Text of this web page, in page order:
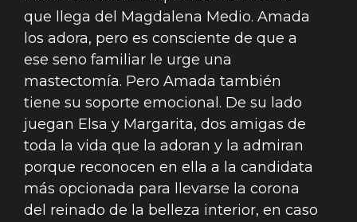
que llega del Magdalena Medio. Amada
los adora, pero es consciente de que a
ese seno familiar le urge una
mastectomía. Pero Amada también
tiene su soporte emocional. De su lado
juegan Elsa y Margarita, dos amigas de
toda la vida que la adoran y la admiran
porque reconocen en ella a la candidata
más opcionada para llevarse la corona
del reinado de la belleza interior, en caso